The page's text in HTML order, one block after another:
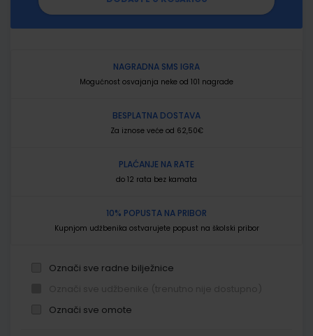
NAGRADNA SMS IGRA
Mogućnost osvajanja neke od 101 nagrade
BESPLATNA DOSTAVA
Za iznose veće od 62,50€
PLAĆANJE NA RATE
do 12 rata bez kamata
10% POPUSTA NA PRIBOR
Kupnjom udžbenika ostvarujete popust na školski pribor
Označi sve radne bilježnice
Označi sve omote